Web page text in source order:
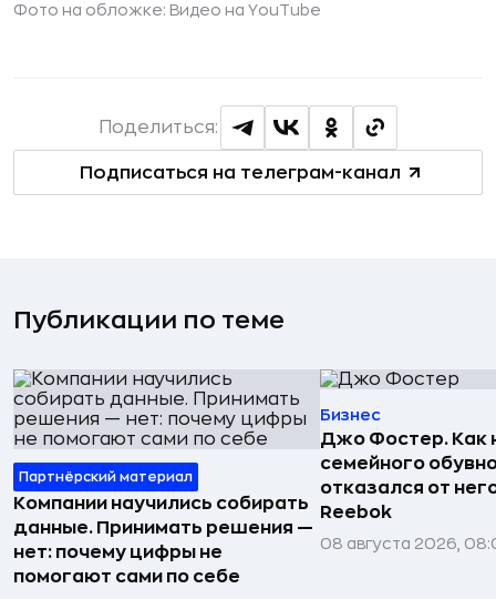
Фото на обложке: Видео на YouTube
Подписаться на телеграм-канал
Поделиться:
Публикации по теме
Партнёрский материал
Компании научились собирать
данные. Принимать решения —
нет: почему цифры не
помогают сами по себе
Бизнес
Джо Фостер. Как
семейного
отказался от
Reebok
08 августа 2026,